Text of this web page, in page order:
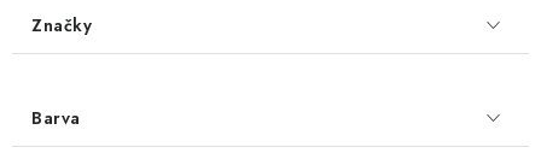
Značky
Barva